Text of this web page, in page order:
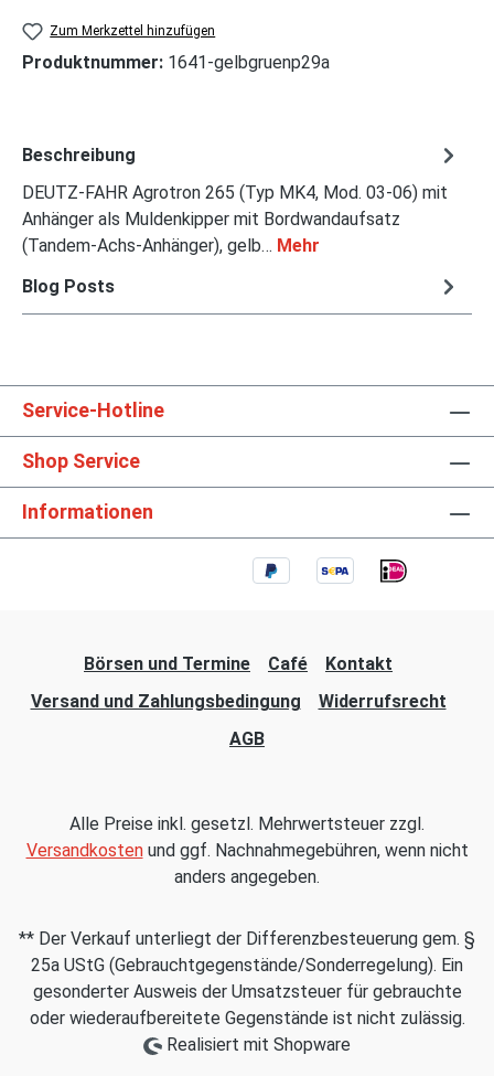
Zum Merkzettel hinzufügen
Produktnummer: 1641-gelbgruenp29a
Beschreibung
DEUTZ-FAHR Agrotron 265 (Typ MK4, Mod. 03-06) mit
Anhänger als Muldenkipper mit Bordwandaufsatz
(Tandem-Achs-Anhänger), gelb… Mehr
Blog Posts
Service-Hotline
Shop Service
Informationen
Börsen und Termine Café
Kontakt
Versand und Zahlungsbedingung
Widerrufsrecht
AGB
Alle Preise inkl. gesetzl. Mehrwertsteuer zzgl.
Versandkostenund ggf. Nachnahmegebühren, wenn nicht
anders angegeben.
** Der Verkauf unterliegt der Differenzbesteuerung gem. §
25a UStG (Gebrauchtgegenstände/Sonderregelung). Ein
gesonderter Ausweis der Umsatzsteuer für gebrauchte
oder wiederaufbereitete Gegenstände ist nicht zulässig.
Realisiert mit Shopware